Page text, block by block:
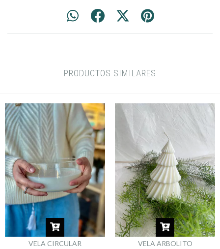
PRODUCTOS SIMILARES
VELA CIRCULAR
VELA ARBOLITO